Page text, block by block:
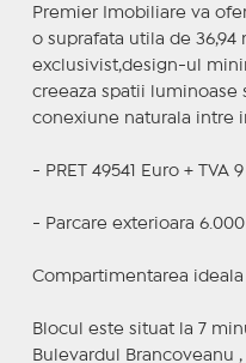
Premier Imobiliare va
o suprafata utila de
exclusivist,design-ul
creeaza spatii luminoase
conexiune naturala intre
- PRET 49541 Euro + TVA
- Parcare exterioara 6.000
Compartimentarea ideala
Blocul este situat la 7
Bulevardul Brancoveanu